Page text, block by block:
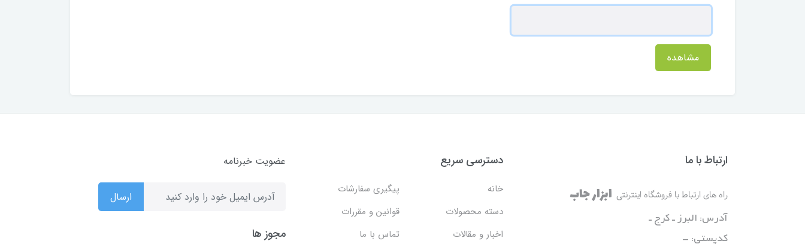
مشاهده
ارتباط با ما
راه های ارتباط با فروشگاه اینترنتی ابزار جاب
آدرس: البرز ـ کرج ـ
کدپستی: -
دسترسی سریع
خانه
پیگیری سفارشات
دسته محصولات
قوانین و مقررات
اخبار و مقالات
تماس با ما
عضویت خبرنامه
ارسال
مجوز ها